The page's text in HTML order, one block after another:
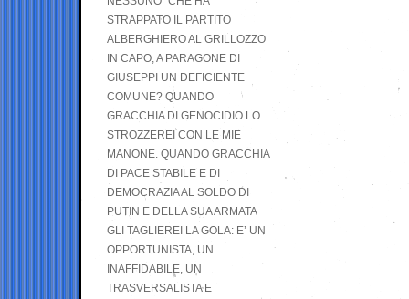
STRAPPATO IL PARTITO
ALBERGHIERO AL GRILLOZZO
IN CAPO, A PARAGONE DI
GIUSEPPI UN DEFICIENTE
COMUNE? QUANDO
GRACCHIA DI GENOCIDIO LO
STROZZEREI CON LE MIE
MANONE. QUANDO GRACCHIA
DI PACE STABILE E DI
DEMOCRAZIA AL SOLDO DI
PUTIN E DELLA SUA ARMATA
GLI TAGLIEREI LA GOLA: E’ UN
OPPORTUNISTA, UN
INAFFIDABILE, UN
TRASVERSALISTA E